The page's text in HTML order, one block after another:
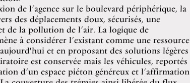
de l’agence sur le boulevard périphérique, la
des déplacements doux, sécurisés, une
de la pollution de l’air. La logique de
à considérer l’existant comme une ressource
et en proposant des solutions légères
est conservée mais les véhicules, reportés
d’un espace piéton généreux et l’affirmation